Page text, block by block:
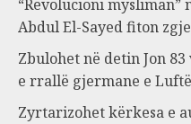
“Revolucioni mysliman”
Abdul El-Sayed fiton
Zbulohet në detin Jon
e rrallë gjermane e
Zyrtarizohet kërkesa e